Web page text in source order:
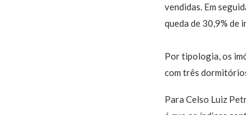
vendidas. Em
queda de 30,9% de
Por tipologia, os
com três
Para Celso Luiz